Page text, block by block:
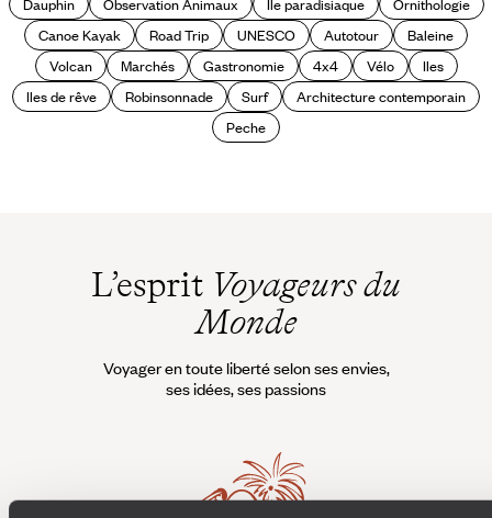
Dauphin Observation Animaux Ile paradisiaque
Ornithologie
Canoe Kayak
Road Trip UNESCO Autotour
Baleine
Volcan
Marchés Gastronomie 4x4 Vélo
Iles
Iles de rêve
Robinsonnade Surf
Architecture contemporain
Peche
L’esprit Voyageurs du
Monde
Voyager en toute liberté selon ses envies,
ses idées, ses passions